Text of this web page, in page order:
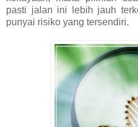
pasti jalan ini lebih jauh
punyai risiko yang tersendiri.